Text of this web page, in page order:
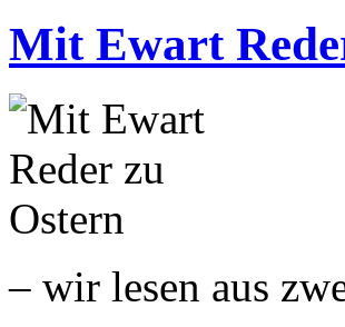
Mit Ewart
– wir lesen aus